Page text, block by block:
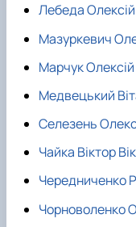
Лебеда
Мазуркевич
Марчук
Медвецький
Селезень
Чайка Віктор
Чередниченко
Чорноволенко